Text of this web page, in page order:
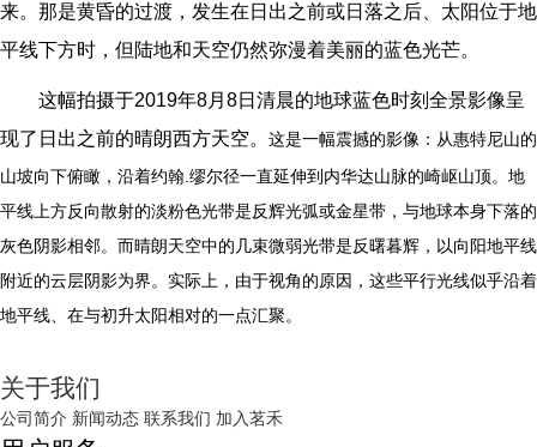
来。那是黄昏的过渡，发生在日出之前或日落之后、太阳位于地
平线下方时，但陆地和天空仍然弥漫着美丽的蓝色光芒。
这幅拍摄于2019年8月8日清晨的地球蓝色时刻全景影像呈
现了日出之前的晴朗西方天空。 这是一幅震撼的影像：从惠特尼山的
山坡向下俯瞰，沿着约翰.缪尔径一直延伸到内华达山脉的崎岖山顶。地
平线上方反向散射的淡粉色光带是反辉光弧或金星带，与地球本身下落的
灰色阴影相邻。而晴朗天空中的几束微弱光带是反曙暮辉，以向阳地平线
附近的云层阴影为界。实际上，由于视角的原因，这些平行光线似乎沿着
地平线、在与初升太阳相对的一点汇聚。
关于我们
公司简介 新闻动态 联系我们 加入茗禾